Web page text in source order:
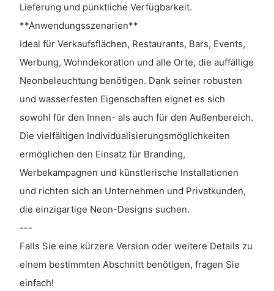
Lieferung und pünktliche Verfügbarkeit.
**Anwendungsszenarien**
Ideal für Verkaufsflächen, Restaurants, Bars, Events,
Werbung, Wohndekoration und alle Orte, die auffällige
Neonbeleuchtung benötigen. Dank seiner robusten
und wasserfesten Eigenschaften eignet es sich
sowohl für den Innen- als auch für den Außenbereich.
Die vielfältigen Individualisierungsmöglichkeiten
ermöglichen den Einsatz für Branding,
Werbekampagnen und künstlerische Installationen
und richten sich an Unternehmen und Privatkunden,
die einzigartige Neon-Designs suchen.
---
Falls Sie eine kürzere Version oder weitere Details zu
einem bestimmten Abschnitt benötigen, fragen Sie
einfach!